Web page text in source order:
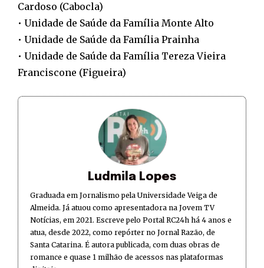
Cardoso (Cabocla)
• Unidade de Saúde da Família Monte Alto
• Unidade de Saúde da Família Prainha
• Unidade de Saúde da Família Tereza Vieira
Franciscone (Figueira)
Ludmila Lopes
Graduada em Jornalismo pela Universidade Veiga de
Almeida. Já atuou como apresentadora na Jovem TV
Notícias, em 2021. Escreve pelo Portal RC24h há 4 anos e
atua, desde 2022, como repórter no Jornal Razão, de
Santa Catarina. É autora publicada, com duas obras de
romance e quase 1 milhão de acessos nas plataformas